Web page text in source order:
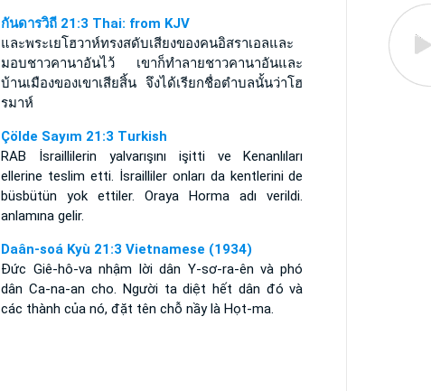
กันดารวิถี 21:3 Thai: from KJV
และพระเยโฮวาห์ทรงสดับเสียงของคนอิสราเอลและ
มอบชาวคานาอันไว้ เขาก็ทำลายชาวคานาอันและ
บ้านเมืองของเขาเสียสิ้น จึงได้เรียกชื่อตำบลนั้นว่าโฮ
รมาห์
Çölde Sayım 21:3 Turkish
RAB İsraillilerin yalvarışını işitti ve Kenanlıları
ellerine teslim etti. İsrailliler onları da kentlerini de
büsbütün yok ettiler. Oraya Horma adı verildi.
anlamına gelir.
Daân-soá Kyù 21:3 Vietnamese (1934)
Ðức Giê-hô-va nhậm lời dân Y-sơ-ra-ên và phó
dân Ca-na-an cho. Người ta diệt hết dân đó và
các thành của nó, đặt tên chỗ nầy là Họt-ma.